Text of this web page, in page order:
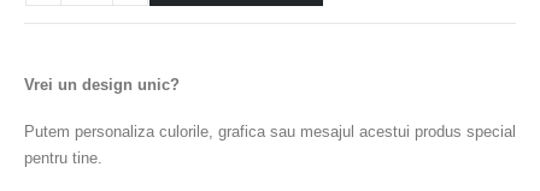
Vrei un design unic?
Putem personaliza culorile, grafica sau mesajul acestui produs special
pentru tine.